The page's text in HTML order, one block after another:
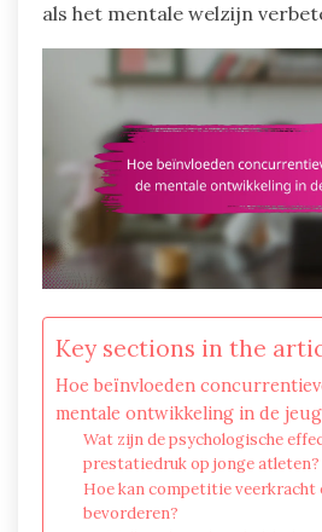
als het mentale welzijn
Key sections in the
Hoe beïnvloeden
mentale ontwikkeling in de
Wat zijn de psychologische
prestatiedruk op jonge atleten?
Hoe kan competitie veerkracht
bevorderen?